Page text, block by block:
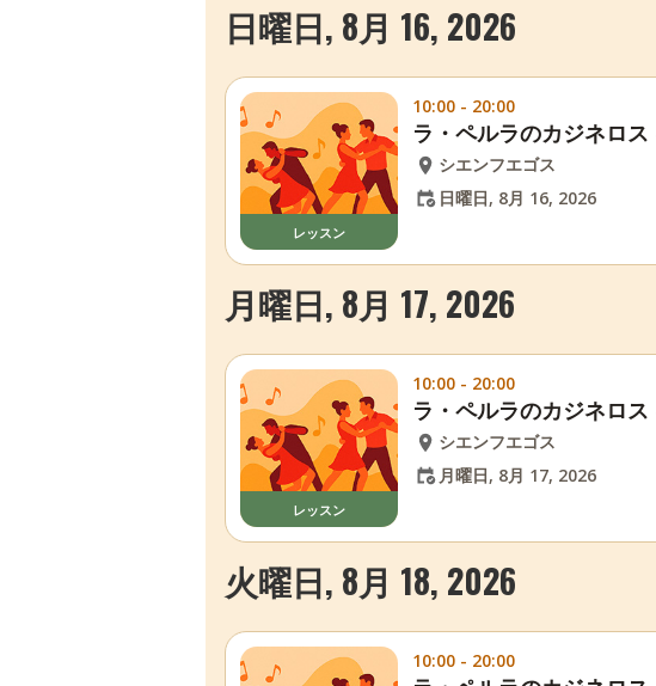
日曜日, 8月 16, 2026
レッスン
10:00 - 20:00
ラ・ペルラのカジネロ
シエンフエゴス
日曜日, 8月 16, 2026
月曜日, 8月 17, 2026
レッスン
10:00 - 20:00
ラ・ペルラのカジネロ
シエンフエゴス
月曜日, 8月 17, 2026
火曜日, 8月 18, 2026
10:00 - 20:00